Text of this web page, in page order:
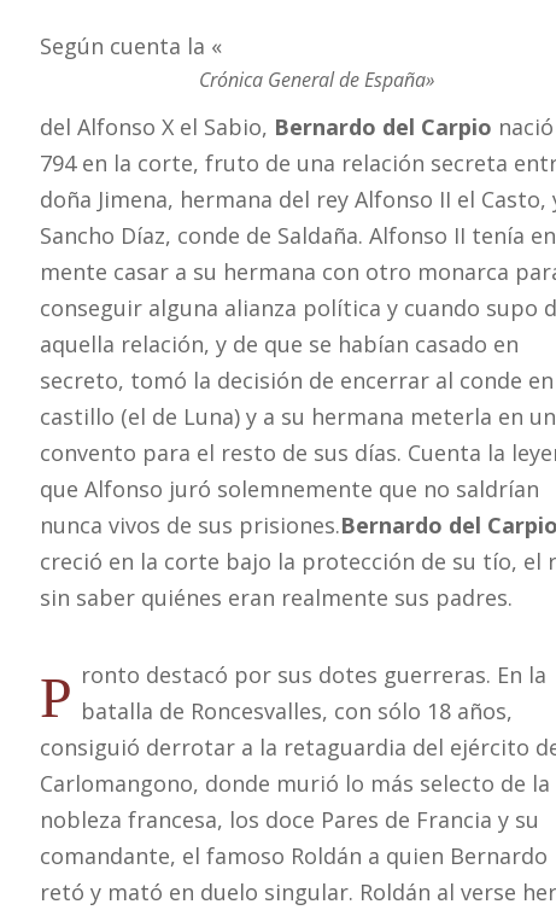
Según cuenta la «
Crónica General de España»
del Alfonso X el Sabio, Bernardo del Carpio
794 en la corte, fruto de una relación secreta
doña Jimena, hermana del rey Alfonso II el Casto,
Sancho Díaz, conde de Saldaña. Alfonso II tenía en
mente casar a su hermana con otro monarca
conseguir alguna alianza política y cuando supo
aquella relación, y de que se habían casado en
secreto, tomó la decisión de encerrar al conde
castillo (el de Luna) y a su hermana meterla en un
convento para el resto de sus días. Cuenta la
que Alfonso juró solemnemente que no saldrían
nunca vivos de sus prisiones.Bernardo del Carpio
creció en la corte bajo la protección de su tío, el
sin saber quiénes eran realmente sus padres.
P ronto destacó por sus dotes guerreras. En la
batalla de Roncesvalles, con sólo 18 años,
consiguió derrotar a la retaguardia del ejército
Carlomangono, donde murió lo más selecto de la
nobleza francesa, los doce Pares de Francia y su
comandante, el famoso Roldán a quien Bernardo
retó y mató en duelo singular. Roldán al verse